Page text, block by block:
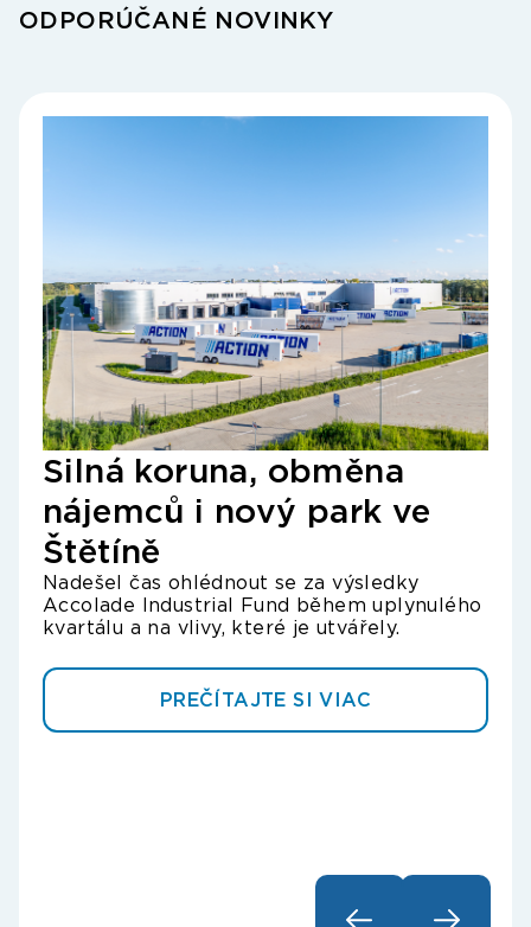
ODPORÚČANÉ NOVINKY
Silná koruna, obměna
nájemců i nový park ve
Štětíně
Nadešel čas ohlédnout se za výsledky
Accolade Industrial Fund během uplynulého
kvartálu a na vlivy, které je utvářely.
PREČÍTAJTE SI VIAC